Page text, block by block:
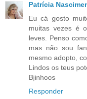
Patrícia
Eu cá gosto
muitas vezes é
leves. Penso
mas não sou
mesmo adopto,
Lindos os teus
Bjinhoos
Responder